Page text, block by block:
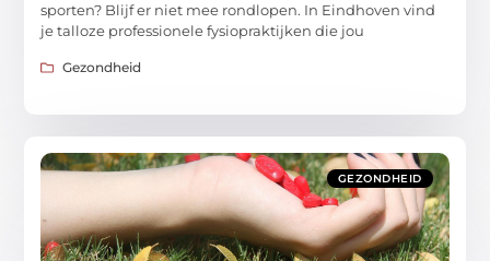
sporten? Blijf er niet mee rondlopen. In Eindhoven vind
je talloze professionele fysiopraktijken die jou
Gezondheid
GEZONDHEID